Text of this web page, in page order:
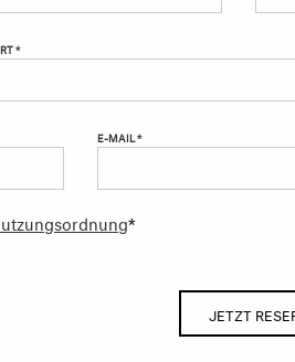
*
E-MAIL *
*
JETZT